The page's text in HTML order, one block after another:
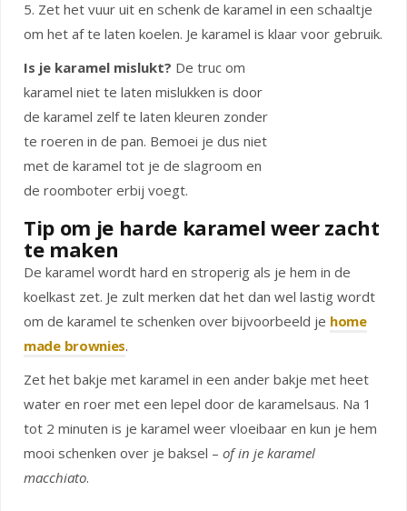
5. Zet het vuur uit en schenk de karamel in een schaaltje
om het af te laten koelen. Je karamel is klaar voor gebruik.
Is je karamel mislukt? De truc om
karamel niet te laten mislukken is door
de karamel zelf te laten kleuren zonder
te roeren in de pan. Bemoei je dus niet
met de karamel tot je de slagroom en
de roomboter erbij voegt.
Tip om je harde karamel weer zacht
te maken
De karamel wordt hard en stroperig als je hem in de
koelkast zet. Je zult merken dat het dan wel lastig wordt
om de karamel te schenken over bijvoorbeeld je home
made brownies.
Zet het bakje met karamel in een ander bakje met heet
water en roer met een lepel door de karamelsaus. Na 1
tot 2 minuten is je karamel weer vloeibaar en kun je hem
mooi schenken over je baksel – of in je karamel
macchiato.